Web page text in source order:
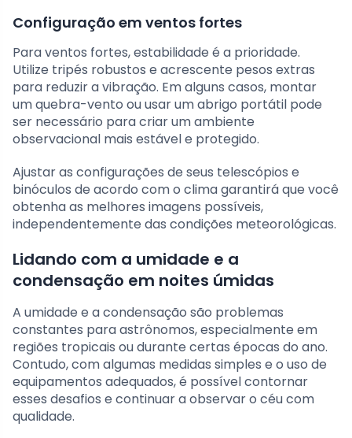
Configuração em ventos fortes
Para ventos fortes, estabilidade é a prioridade.
Utilize tripés robustos e acrescente pesos extras
para reduzir a vibração. Em alguns casos, montar
um quebra-vento ou usar um abrigo portátil pode
ser necessário para criar um ambiente
observacional mais estável e protegido.
Ajustar as configurações de seus telescópios e
binóculos de acordo com o clima garantirá que você
obtenha as melhores imagens possíveis,
independentemente das condições meteorológicas.
Lidando com a umidade e a
condensação em noites úmidas
A umidade e a condensação são problemas
constantes para astrônomos, especialmente em
regiões tropicais ou durante certas épocas do ano.
Contudo, com algumas medidas simples e o uso de
equipamentos adequados, é possível contornar
esses desafios e continuar a observar o céu com
qualidade.